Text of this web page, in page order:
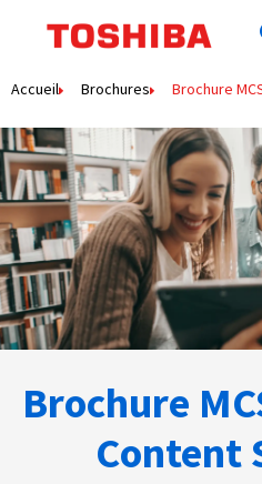
Accueil Brochures Brochure
Brochure
Content